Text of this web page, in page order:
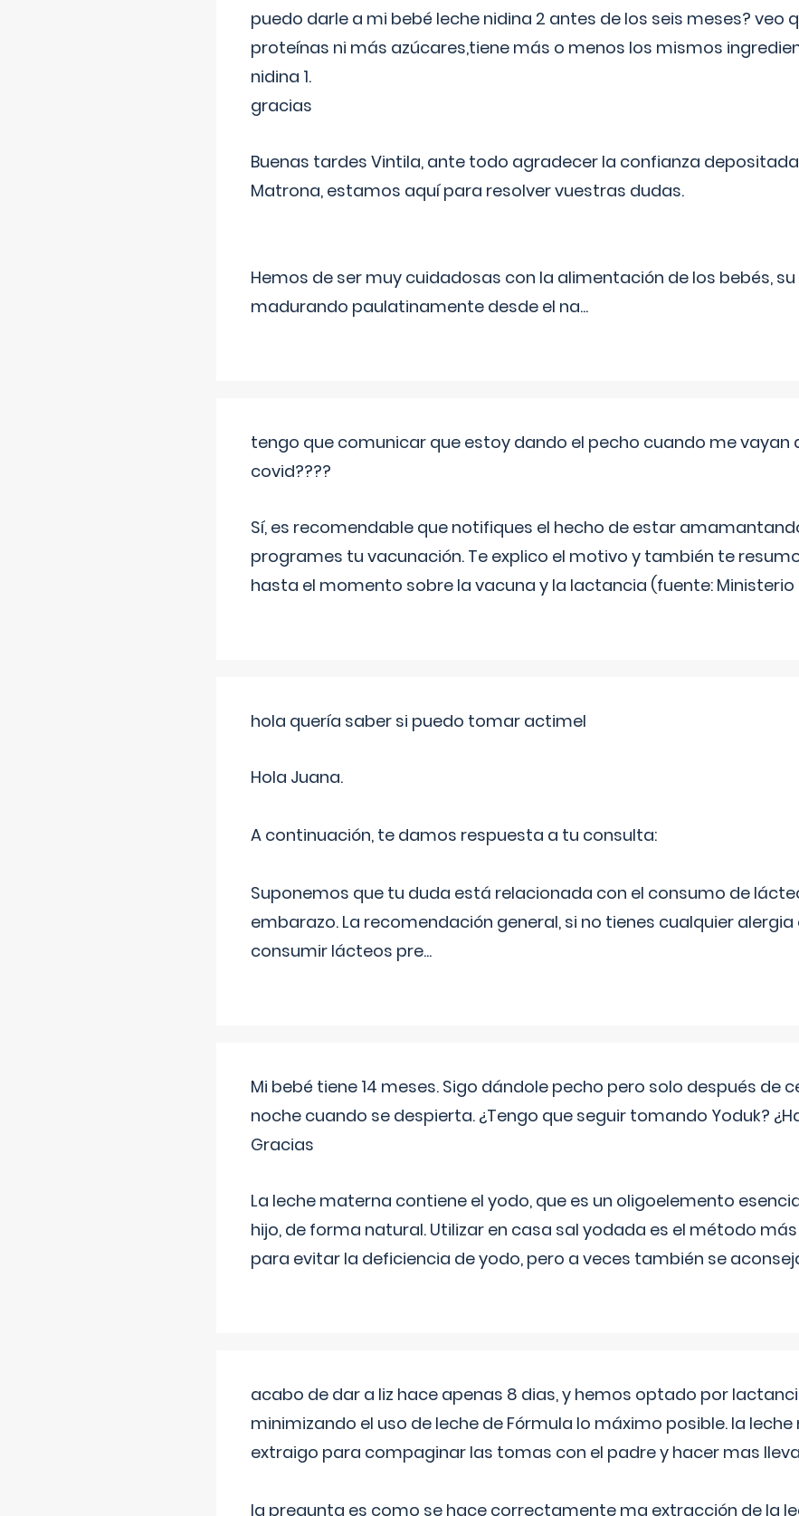
puedo darle a mi bebé leche nidina 2 antes de los seis meses? veo
proteínas ni más azúcares,tiene más o menos los mismos
nidina 1.
gracias
Buenas tardes Vintila, ante todo agradecer la confianza depositada
Matrona, estamos aquí para resolver vuestras dudas.
Hemos de ser muy cuidadosas con la alimentación de los bebés,
madurando paulatinamente desde el na...
tengo que comunicar que estoy dando el pecho cuando me vayan
covid????
Sí, es recomendable que notifiques el hecho de estar
programes tu vacunación. Te explico el motivo y también te
hasta el momento sobre la vacuna y la lactancia (fuente: Ministerio
hola quería saber si puedo tomar actimel
Hola Juana.
A continuación, te damos respuesta a tu consulta:
Suponemos que tu duda está relacionada con el consumo de
embarazo. La recomendación general, si no tienes cualquier
consumir lácteos pre...
Mi bebé tiene 14 meses. Sigo dándole pecho pero solo después de
noche cuando se despierta. ¿Tengo que seguir tomando Yoduk?
Gracias
La leche materna contiene el yodo, que es un oligoelemento
hijo, de forma natural. Utilizar en casa sal yodada es el método
para evitar la deficiencia de yodo, pero a veces también se
acabo de dar a liz hace apenas 8 dias, y hemos optado por
minimizando el uso de leche de Fórmula lo máximo posible. la
extraigo para compaginar las tomas con el padre y hacer mas
la pregunta es como se hace correctamente ma extracción de la